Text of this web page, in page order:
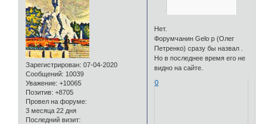
Зарегистрирован: 07-04-2020
Сообщений: 10039
Уважение: +10065
Позитив: +8705
Провел на форуме:
3 месяца 22 дня
Последний визит:
Нет.
Форумчанин Gelo p (Олег
Петренко) сразу бы назвал .
Но в последнее время его не
видно на сайте.
0